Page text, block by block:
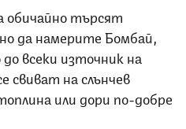
обичайно търсят
да намерите Бомбай,
всеки източник на
свиват на слънчев
или дори по-добре